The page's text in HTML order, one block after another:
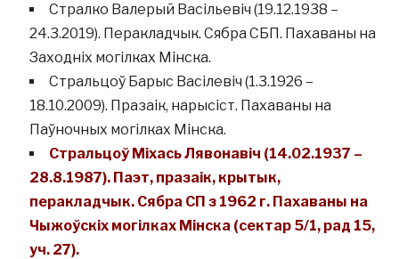
Стралко Валерый Васільевіч (19.12.1938 –
24.3.2019). Перакладчык. Сябра СБП. Пахаваны на
Заходніх могілках Мінска.
Стральцоў Барыс Васілевіч (1.3.1926 –
18.10.2009). Празаік, нарысіст. Пахаваны на
Паўночных могілках Мінска.
Стральцоў Міхась Лявонавіч (14.02.1937 –
28.8.1987). Паэт, празаік, крытык,
перакладчык. Сябра СП з 1962 г. Пахаваны на
Чыжоўскіх могілках Мінска (сектар 5/1, рад 15,
уч. 27).